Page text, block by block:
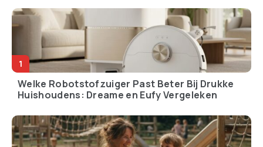
Welke Robotstofzuiger Past Beter Bij Drukke
Huishoudens: Dreame en Eufy Vergeleken